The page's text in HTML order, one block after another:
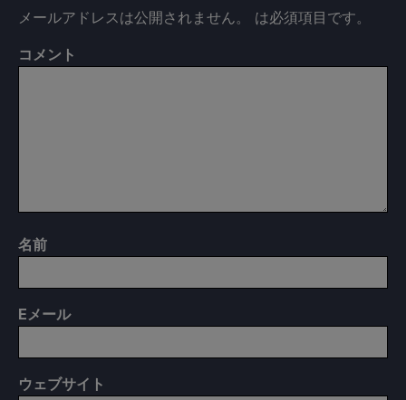
メールアドレスは公開されません。 は必須項目です。
コメント
名前
Eメール
ウェブサイト